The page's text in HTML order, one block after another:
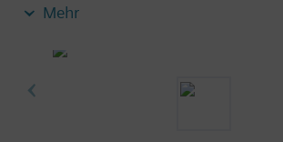
VXF41…4: Stopfbuchse mit PTFE
für Temperaturen bis 180 °C
Mehr